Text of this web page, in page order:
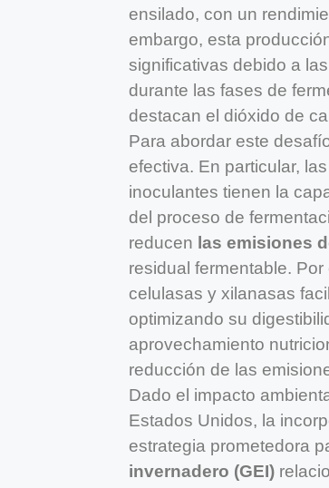
ensilado, con un
embargo, esta
significativas debido a
durante las fases de
destacan el dióxido de
Para abordar este
efectiva. En particular,
inoculantes tienen la
del proceso de
reducen las emisiones
residual fermentable.
celulasas y xilanasas
optimizando su
aprovechamiento
reducción de las
Dado el impacto
Estados Unidos, la
estrategia prometedora
invernadero (GEI)